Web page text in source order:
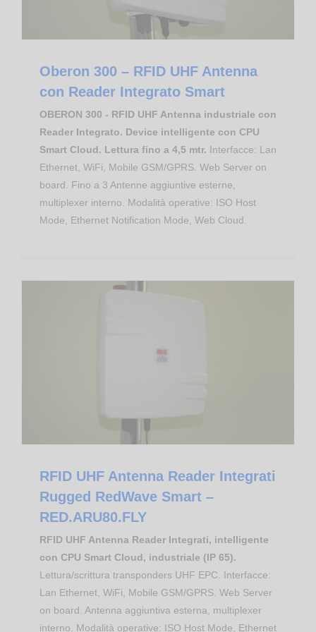
Oberon 300 – RFID UHF Antenna
con Reader Integrato Smart
OBERON 300 - RFID UHF Antenna industriale con
Reader Integrato. Device intelligente con CPU
Smart Cloud. Lettura fino a 4,5 mtr. Interfacce: Lan
Ethernet, WiFi, Mobile GSM/GPRS. Web Server on
board. Fino a 3 Antenne aggiuntive esterne,
multiplexer interno. Modalità operative: ISO Host
Mode, Ethernet Notification Mode, Web Cloud.
RFID UHF Antenna Reader Integrati
Rugged RedWave Smart –
RED.ARU80.FLY
RFID UHF Antenna Reader Integrati, intelligente
con CPU Smart Cloud, industriale (IP 65).
Lettura/scrittura transponders UHF EPC. Interfacce:
Lan Ethernet, WiFi, Mobile GSM/GPRS. Web Server
on board. Antenna aggiuntiva esterna, multiplexer
interno. Modalità operative: ISO Host Mode, Ethernet